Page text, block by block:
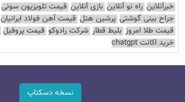
خبرآنلاین راه نو آنلاین بازی آنلاین قیمت تلویزیون سونی
جراح بینی گوشتی پرشین هتل قیمت آهن فولاد ایرانیان
قیمت طلا امروز بلیط قطار شرکت رادوکو قیمت پروفیل
خرید اکانت chatgpt
نسخه دسکتاپ